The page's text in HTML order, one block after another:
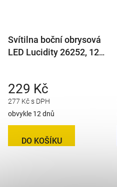
Svítilna boční obrysová
LED Lucidity 26252, 12-
277 Kč s DPH
229 Kč
obvykle 12 dnů
DO KOŠÍKU